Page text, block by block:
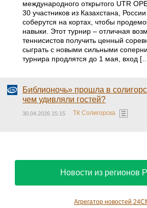
международного открытого UTR
30 участников из Казахстана,
соберутся на кортах, чтобы
навыки. Этот турнир – отличная
теннисистов получить ценный
сыграть с новыми сильными
турнира продлятся до 1 мая, вход
Библионочь» прошла в
чем удивляли гостей?
30.04.2026 15:15 ТК Солигорска
Новости из регионов
Агрегатор новостей